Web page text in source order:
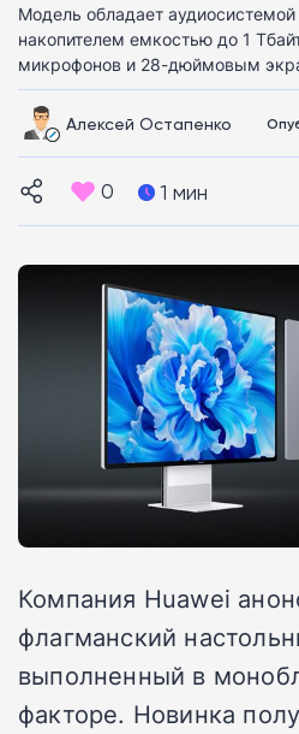
Модель обладает
накопителем емкостью до 1
микрофонов и 28-дюймовым
Алексей Остапенко
0 1 мин
Компания Huawei
флагманский
выполненный в
факторе. Новинка